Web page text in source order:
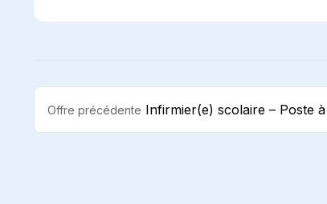
Navigation
de
Offre précédente Infirmier(e) scolaire – Poste